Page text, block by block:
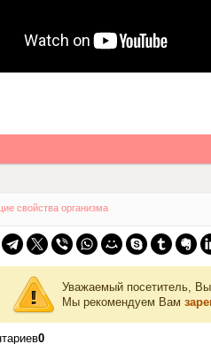
свойства организма
Уважаемый посетитель, Вы
Мы рекомендуем Вам
0